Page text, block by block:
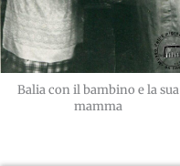
Balia con il bambino e la sua
mamma